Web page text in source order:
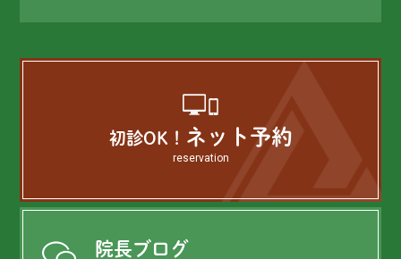
初診OK！ ネット予約
reservation
院長ブログ